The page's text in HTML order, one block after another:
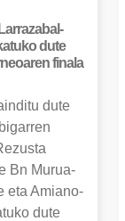
dute
finala
dute
Bn Murua-
eta Amiano-
dute